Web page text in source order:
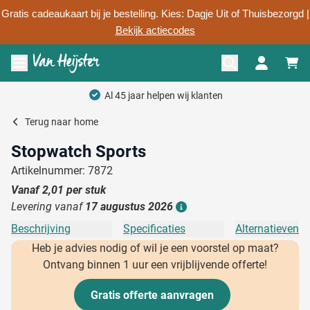
Gratis cadeaukaart bij je bestelling. Kies: Dagje Uit of Thuisbezorgd |
Bekijk actiecodes
Ga naar de inhoud
Menu openen
Al 45 jaar helpen wij klanten
Terug naar home
Stopwatch Sports
Artikelnummer: 7872
Vanaf2,01 per stuk
Levering vanaf 17 augustus 2026
Beschrijving Specificaties
Alternatieven
Heb je advies nodig of wil je een voorstel op maat?
Ontvang binnen 1 uur een vrijblijvende offerte!
Gratis offerte aanvragen